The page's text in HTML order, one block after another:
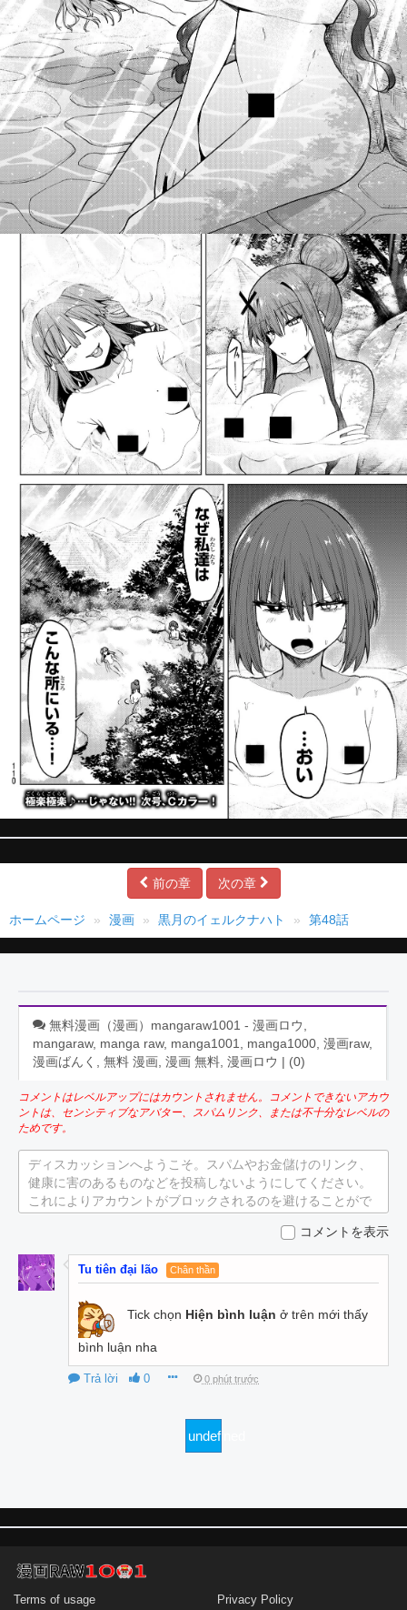
前の章 次の章
ホームページ 漫画 黒月のイェルクナハト 第48話
無料漫画（漫画）mangaraw1001 - 漫画ロウ,
mangaraw, manga raw, manga1001, manga1000, 漫画raw,
漫画ばんく, 無料 漫画, 漫画 無料, 漫画ロウ | (0)
コメントはレベルアップにはカウントされません。コメントできないアカウ
ントは、センシティブなアバター、スパムリンク、または不十分なレベルの
ためです。
ディスカッションへようこそ。スパムやお金儲けのリンク、
健康に害のあるものなどを投稿しないようにしてください。
これによりアカウントがブロックされるのを避けることがで
コメントを表示
Tu tiên đại lão Chân thần
Tick chọn Hiện bình luận ở trên mới thấy
bình luận nha
Trả lời 0 0 phút trước
undefined
Terms of usage Privacy Policy